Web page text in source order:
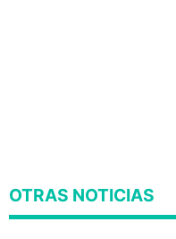
OTRAS NOTICIAS